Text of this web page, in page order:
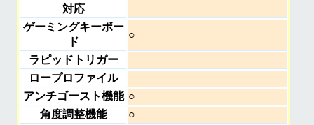
対応
ゲーミングキーボー
ド
○
ラピッドトリガー
ロープロファイル
アンチゴースト機能 ○
角度調整機能
○